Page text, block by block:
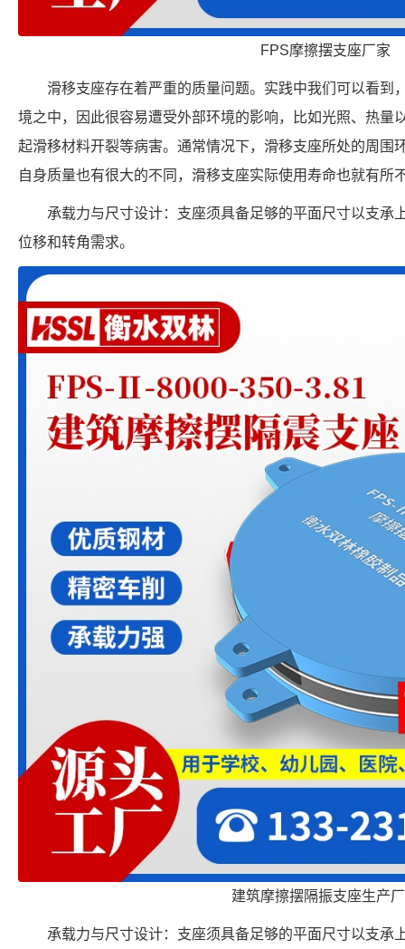
FPS摩擦摆支座厂家
滑移支座存在着严重的质量问题。实践中我们可以看到
境之中，因此很容易遭受外部环境的影响，比如光照、热量
起滑移材料开裂等病害。通常情况下，滑移支座所处的周围
自身质量也有很大的不同，滑移支座实际使用寿命也就有所
承载力与尺寸设计：支座须具备足够的平面尺寸以支承
位移和转角需求。
建筑摩擦摆隔振支座生产
承载力与尺寸设计：支座须具备足够的平面尺寸以支承